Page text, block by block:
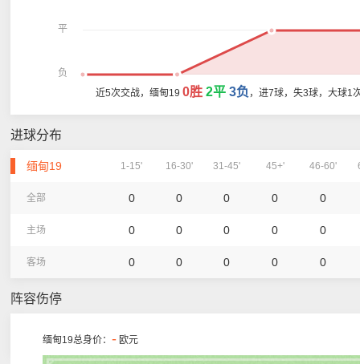
平
负
近5次交战，缅甸19 0胜 2平 3负 ，进7球，失3球，大球1
进球分布
缅甸19 1-15' 16-30' 31-45' 45+' 46-60'
全部 0 0 0 0 0
主场 0 0 0 0 0
客场 0 0 0 0 0
阵容伤停
缅甸19总身价： - 欧元